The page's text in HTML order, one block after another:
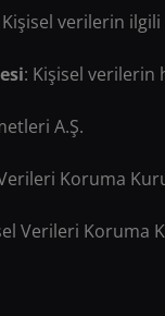
Kişisel verilerin
: Kişisel verilerin
A.Ş.
Koruma
Verileri Koruma